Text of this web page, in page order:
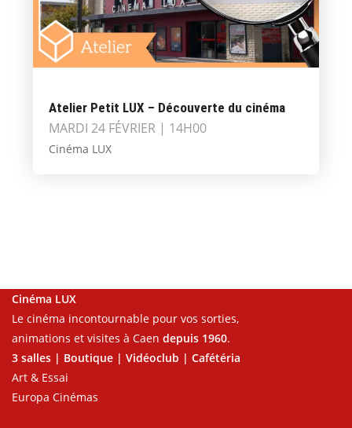
Atelier Petit LUX – Découverte du cinéma
MARDI 24 FÉVRIER | 14H00
Cinéma LUX
Cinéma LUX
Le cinéma incontournable pour vos sorties,
animations et visites à Caen depuis 1960.
3 salles | Boutique | Vidéoclub | Cafétéria
Art & Essai
Europa Cinémas